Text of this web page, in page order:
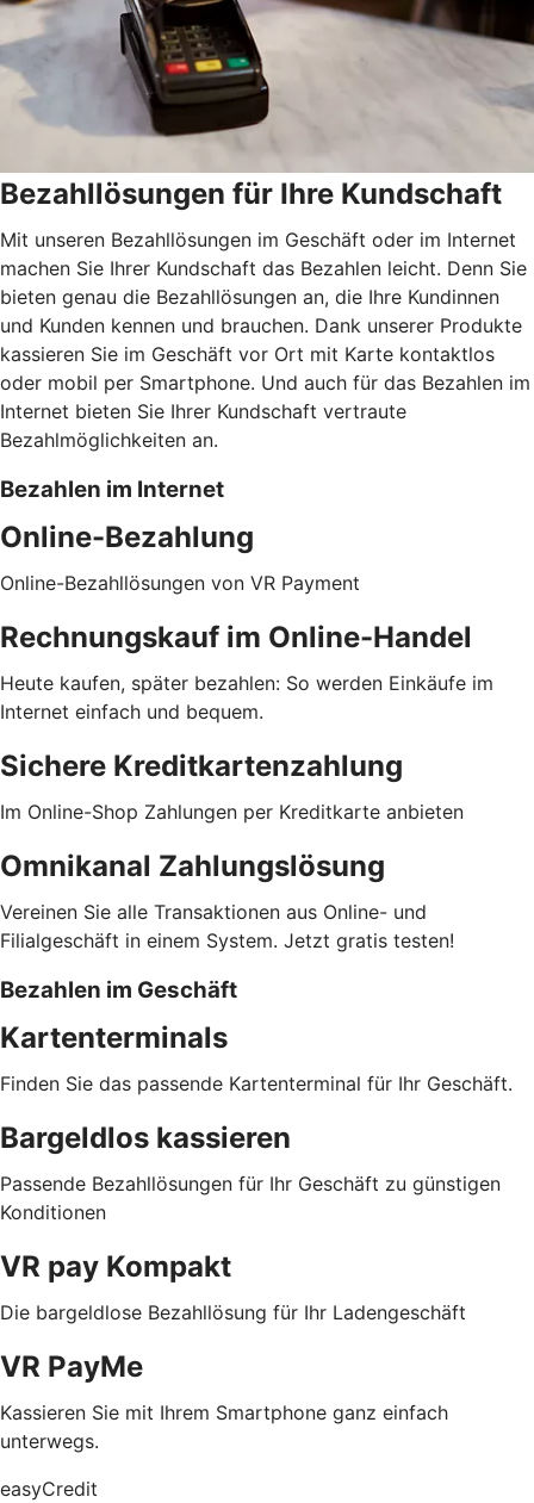
Bezahllösungen für Ihre Kundschaft
Mit unseren Bezahllösungen im Geschäft oder im Internet
machen Sie Ihrer Kundschaft das Bezahlen leicht. Denn Sie
bieten genau die Bezahllösungen an, die Ihre Kundinnen
und Kunden kennen und brauchen. Dank unserer Produkte
kassieren Sie im Geschäft vor Ort mit Karte kontaktlos
oder mobil per Smartphone. Und auch für das Bezahlen im
Internet bieten Sie Ihrer Kundschaft vertraute
Bezahlmöglichkeiten an.
Bezahlen im Internet
Online-Bezahlung
Online-Bezahllösungen von VR Payment
Rechnungskauf im Online-Handel
Heute kaufen, später bezahlen: So werden Einkäufe im
Internet einfach und bequem.
Sichere Kreditkartenzahlung
Im Online-Shop Zahlungen per Kreditkarte anbieten
Omnikanal Zahlungslösung
Vereinen Sie alle Transaktionen aus Online- und
Filialgeschäft in einem System. Jetzt gratis testen!
Bezahlen im Geschäft
Kartenterminals
Finden Sie das passende Kartenterminal für Ihr Geschäft.
Bargeldlos kassieren
Passende Bezahllösungen für Ihr Geschäft zu günstigen
Konditionen
VR pay Kompakt
Die bargeldlose Bezahllösung für Ihr Ladengeschäft
VR PayMe
Kassieren Sie mit Ihrem Smartphone ganz einfach
unterwegs.
easyCredit